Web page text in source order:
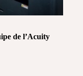
de l’Acuity